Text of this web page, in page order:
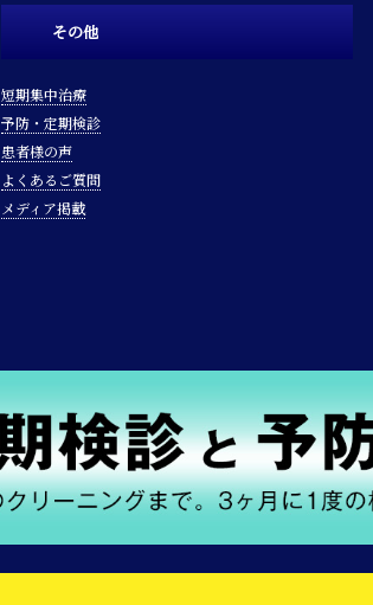
その他
短期集中治療
予防・定期検診
患者様の声
よくあるご質問
メディア掲載